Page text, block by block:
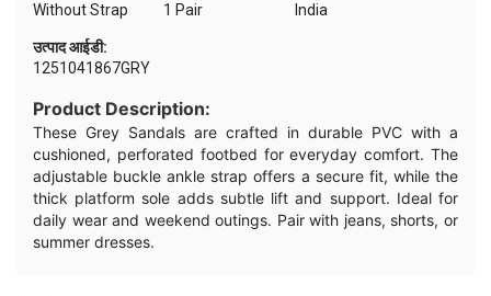
Without Strap
1 Pair
India
उत्पाद आईडी:
1251041867GRY
Product Description:
These Grey Sandals are crafted in durable PVC with a
cushioned, perforated footbed for everyday comfort. The
adjustable buckle ankle strap offers a secure fit, while the
thick platform sole adds subtle lift and support. Ideal for
daily wear and weekend outings. Pair with jeans, shorts, or
summer dresses.